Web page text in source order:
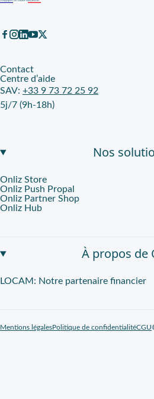
Contact
Centre d’aide
SAV: +33 9 73 72 25 92
5j/7 (9h-18h)
Nos
Onliz Store
Onliz Push Propal
Onliz Partner Shop
Onliz Hub
À propos de
LOCAM: Notre partenaire financier
Mentions légalesPolitique de confidentialitéCGU